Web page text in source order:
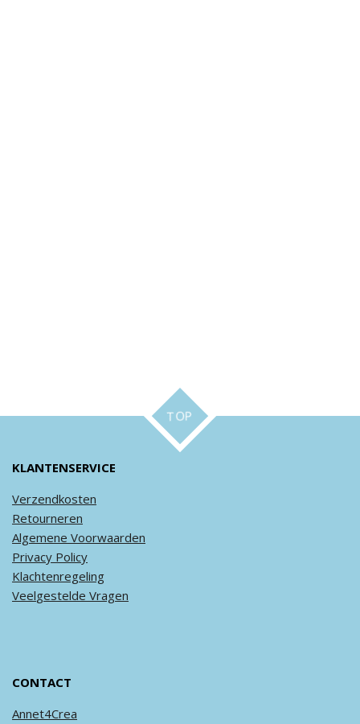
TOP
KLANTENSERVICE
Verzendkosten
Retourneren
Algemene Voorwaarden
Privacy Policy
Klachtenregeling
Veelgestelde Vragen
CONTACT
Annet4Crea